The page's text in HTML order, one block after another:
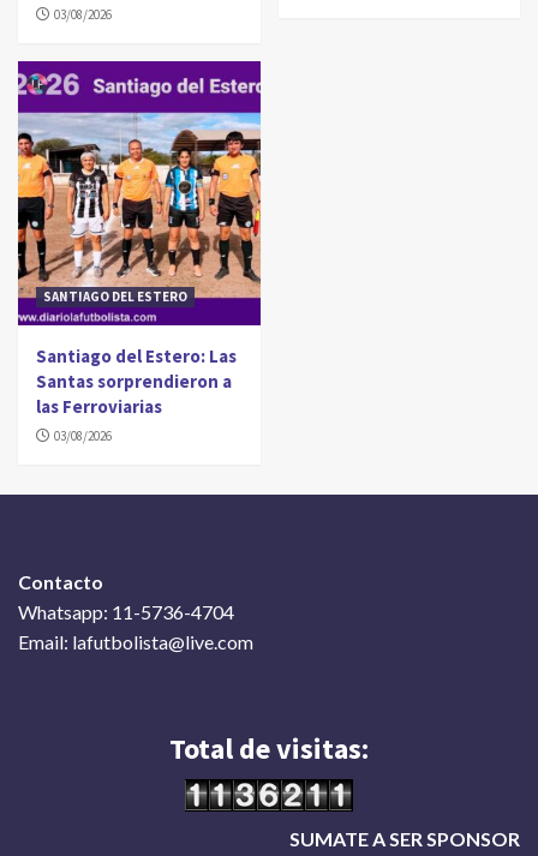
03/08/2026
SANTIAGO DEL ESTERO
Santiago del Estero: Las
Santas sorprendieron a
las Ferroviarias
03/08/2026
Contacto
Whatsapp: 11-5736-4704
Email: lafutbolista@live.com
Total de visitas:
SUMATE A SER SPONSOR